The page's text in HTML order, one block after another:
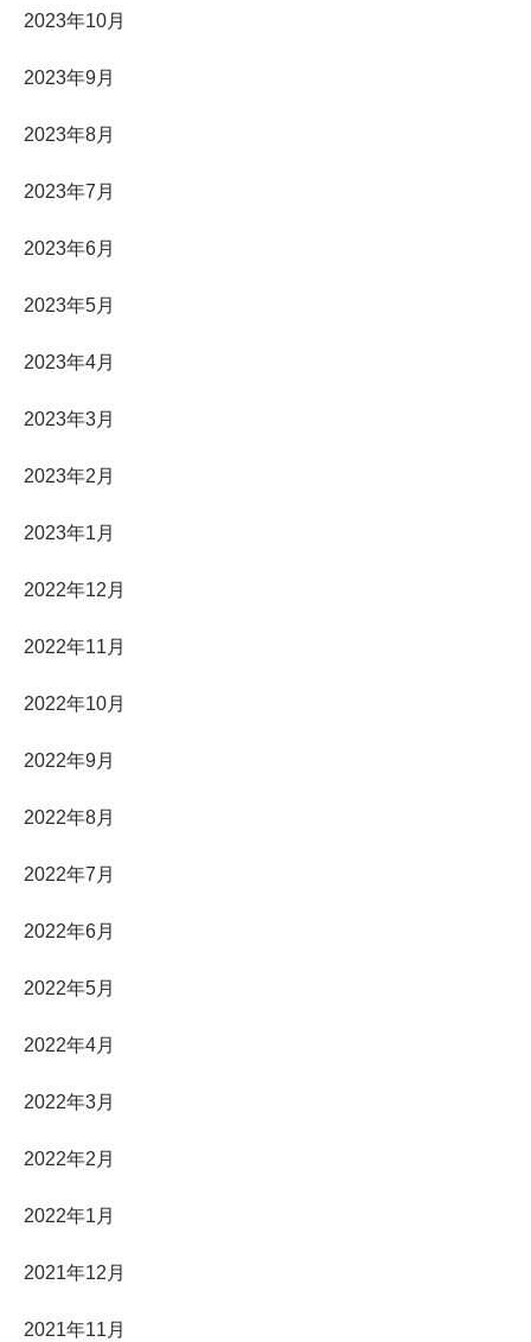
2023年10月
2023年9月
2023年8月
2023年7月
2023年6月
2023年5月
2023年4月
2023年3月
2023年2月
2023年1月
2022年12月
2022年11月
2022年10月
2022年9月
2022年8月
2022年7月
2022年6月
2022年5月
2022年4月
2022年3月
2022年2月
2022年1月
2021年12月
2021年11月